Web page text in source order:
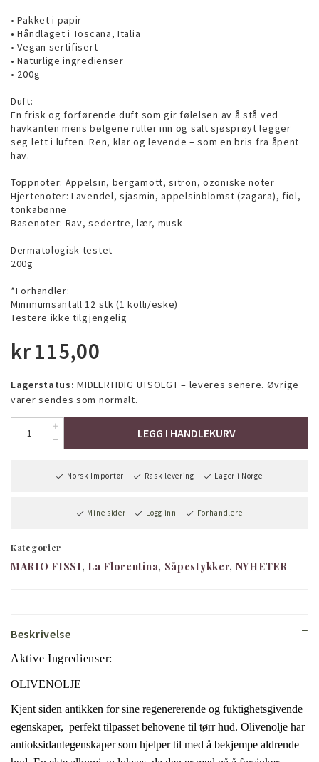
• Pakket i papir
• Håndlaget i Toscana, Italia
• Vegan sertifisert
• Naturlige ingredienser
• 200g
Duft:
En frisk og forførende duft som gir følelsen av å stå ved
havkanten mens bølgene ruller inn og salt sjøsprøyt legger
seg lett i luften. Ren, klar og levende – som en bris fra åpent
hav.
Toppnoter: Appelsin, bergamott, sitron, ozoniske noter
Hjertenoter: Lavendel, sjasmin, appelsinblomst (zagara), fiol,
tonkabønne
Basenoter: Rav, sedertre, lær, musk
Dermatologisk testet
200g
*Forhandler:
Minimumsantall 12 stk (1 kolli/eske)
Testere ikke tilgjengelig
kr115,00
Lagerstatus: MIDLERTIDIG UTSOLGT – leveres senere. Øvrige
varer sendes som normalt.
LEGG I HANDLEKURV
Norsk Importør Rask levering Lager i Norge
Mine sider Logg inn Forhandlere
Kategorier
MARIO FISSI La Florentina Såpestykker NYHETER
Beskrivelse
Aktive Ingredienser:
OLIVENOLJE
Kjent siden antikken for sine regenererende og fuktighetsgivende
egenskaper, perfekt tilpasset behovene til tørr hud. Olivenolje har
antioksidantegenskaper som hjelper til med å bekjempe aldrende